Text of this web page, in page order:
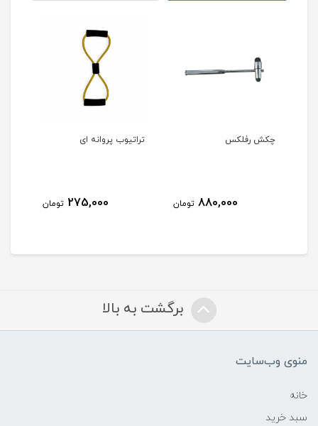
چکش رفلکس
880,000 تومان
تراتیوب پروانه ای
275,000 تومان
برگشت به بالا
منوی وب‌سایت
خانه
سبد خرید